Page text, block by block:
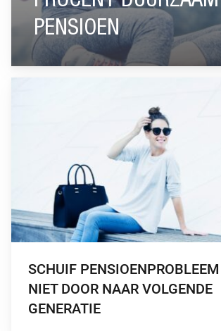
PENSIOEN
SCHUIF PENSIOENPROBLEEM
NIET DOOR NAAR VOLGENDE
GENERATIE